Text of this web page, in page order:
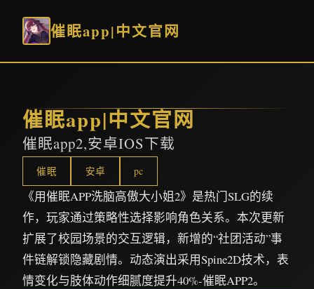
催眠app|中文官网
催眠app|中文官网
催眠app2,安卓IOS下载
催眠 安卓 pc
《用催眠APP洗脑高傲大小姐2》是热门SLG的续
作，玩家通过策略性选择影响角色关系。本次更新
扩展了校园场景的交互逻辑，新增的“社团活动”事
件链解锁隐藏剧情。动态演出采用Spine2D技术，表
情变化与肢体动作细腻度提升40%-催眠APP2。